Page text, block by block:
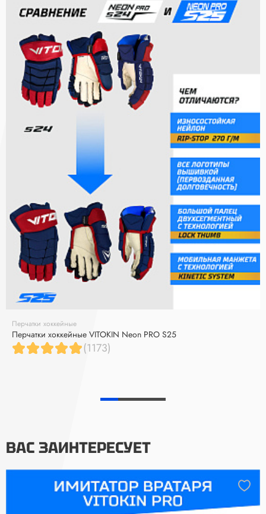
Перчатки хоккейные
Перчатки хоккейные VITOKIN Neon PRO S25
(1173)
ВАС ЗАИНТЕРЕСУЕТ